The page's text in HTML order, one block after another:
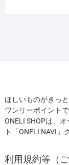
ほしいものがきっと
ワンリーポイント
ONELI SHOPは、
ト「ONELI NAVI」
利用規約等（